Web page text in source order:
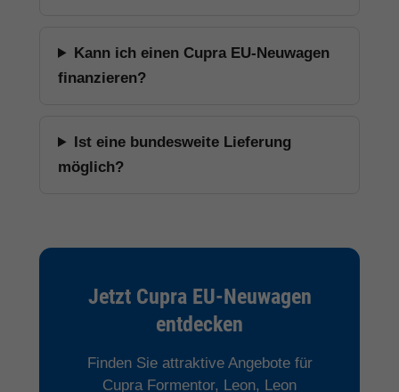
Kann ich einen Cupra EU-Neuwagen
finanzieren?
Ist eine bundesweite Lieferung
möglich?
Jetzt Cupra EU-Neuwagen
entdecken
Finden Sie attraktive Angebote für
Cupra Formentor, Leon, Leon